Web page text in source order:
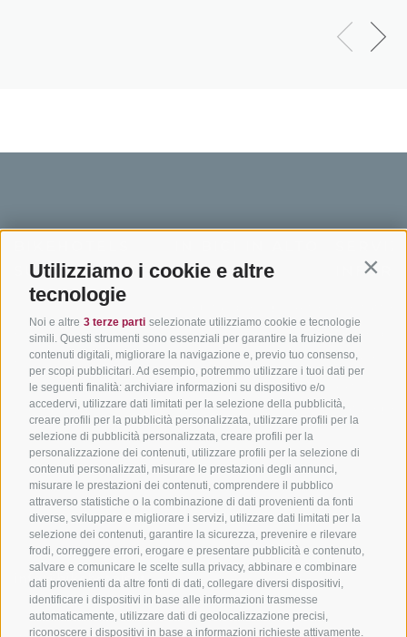
Utilizziamo i cookie e altre
tecnologie
Noi e altre 3 terze parti selezionate utilizziamo cookie e tecnologie
simili. Questi strumenti sono essenziali per garantire la fruizione dei
contenuti digitali, migliorare la navigazione e, previo tuo consenso,
per scopi pubblicitari. Ad esempio, potremmo utilizzare i tuoi dati per
le seguenti finalità: archiviare informazioni su dispositivo e/o
accedervi, utilizzare dati limitati per la selezione della pubblicità,
creare profili per la pubblicità personalizzata, utilizzare profili per la
selezione di pubblicità personalizzata, creare profili per la
personalizzazione dei contenuti, utilizzare profili per la selezione di
contenuti personalizzati, misurare le prestazioni degli annunci,
misurare le prestazioni dei contenuti, comprendere il pubblico
attraverso statistiche o la combinazione di dati provenienti da fonti
diverse, sviluppare e migliorare i servizi, utilizzare dati limitati per la
selezione dei contenuti, garantire la sicurezza, prevenire e rilevare
frodi, correggere errori, erogare e presentare pubblicità e contenuto,
salvare e comunicare le scelte sulla privacy, abbinare e combinare
dati provenienti da altre fonti di dati, collegare diversi dispositivi,
identificare i dispositivi in base alle informazioni trasmesse
automaticamente, utilizzare dati di geolocalizzazione precisi,
riconoscere i dispositivi in base a informazioni richieste attivamente.
SÜDTIROL
Hotel & pacchetti
Pacchetti vacanze
Buoni vacanza
Hot Deals
Bike & Work
ADIGE
Adige
In bici da corsa in Alto
Adige
Ciclabili in Alto Adige
Scuole bike
Tutti i tour
Come
Meteo
Catalogo
info@bikehotels.it